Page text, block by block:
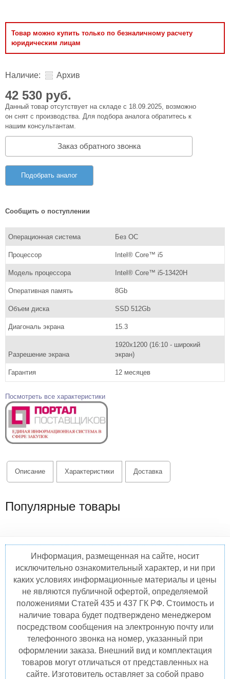
Товар можно купить только по безналичному расчету
юридическим лицам
Наличие: Архив
42 530 руб.
Данный товар отсутствует на складе с 18.09.2025, возможно
он снят с производства. Для подбора аналога обратитесь к
нашим консультантам.
Заказ обратного звонка
Подобрать аналог
Сообщить о поступлении
Операционная система Без ОС
Процессор Intel® Core™ i5
Модель процессора Intel® Core™ i5-13420H
Оперативная память 8Gb
Объем диска SSD 512Gb
Диагональ экрана 15.3
Разрешение экрана
1920х1200 (16:10 - широкий
экран)
Гарантия 12 месяцев
Посмотреть все характеристики
Описание Характеристики Доставка
Популярные товары
Информация, размещенная на сайте, носит
исключительно ознакомительный характер, и ни при
каких условиях информационные материалы и цены
не являются публичной офертой, определяемой
положениями Статей 435 и 437 ГК РФ. Стоимость и
наличие товара будет подтверждено менеджером
посредством сообщения на электронную почту или
телефонного звонка на номер, указанный при
оформлении заказа. Внешний вид и комплектация
товаров могут отличаться от представленных на
сайте. Изготовитель оставляет за собой право